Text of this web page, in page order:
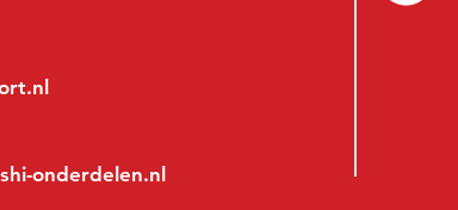
onderdelen.nl